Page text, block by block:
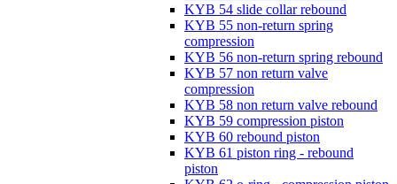
KYB 54 slide collar rebound
KYB 55 non-return spring
compression
KYB 56 non-return spring rebound
KYB 57 non return valve
compression
KYB 58 non return valve rebound
KYB 59 compression piston
KYB 60 rebound piston
KYB 61 piston ring - rebound
piston